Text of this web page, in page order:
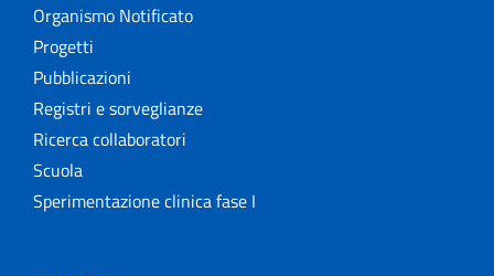
Organismo Notificato
Progetti
Pubblicazioni
Registri e sorveglianze
Ricerca collaboratori
Scuola
Sperimentazione clinica fase I